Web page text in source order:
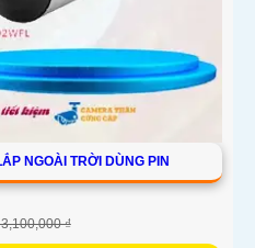
NGOÀI TRỜI DÙNG PIN
₫